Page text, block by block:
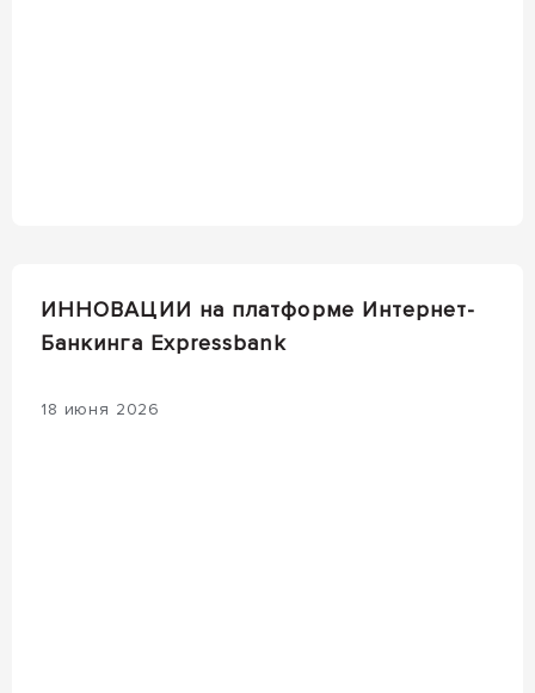
ИННОВАЦИИ на платформе Интернет-
Банкинга Expressbank
18 июня 2026